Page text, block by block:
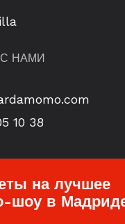
НАМИ
10 38
на лучшее
шоу в